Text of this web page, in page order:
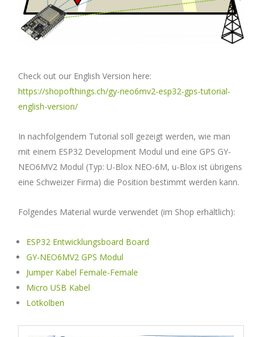
Check out our English Version here:
https://shopofthings.ch/gy-neo6mv2-esp32-gps-tutorial-
english-version/
In nachfolgendem Tutorial soll gezeigt werden, wie man
mit einem ESP32 Development Modul und eine GPS GY-
NEO6MV2 Modul (Typ: U-Blox NEO-6M, u-Blox ist übrigens
eine Schweizer Firma) die Position bestimmt werden kann.
Folgendes Material wurde verwendet (im Shop erhältlich):
ESP32 Entwicklungsboard Board
GY-NEO6MV2 GPS Modul
Jumper Kabel Female-Female
Micro USB Kabel
Lötkolben